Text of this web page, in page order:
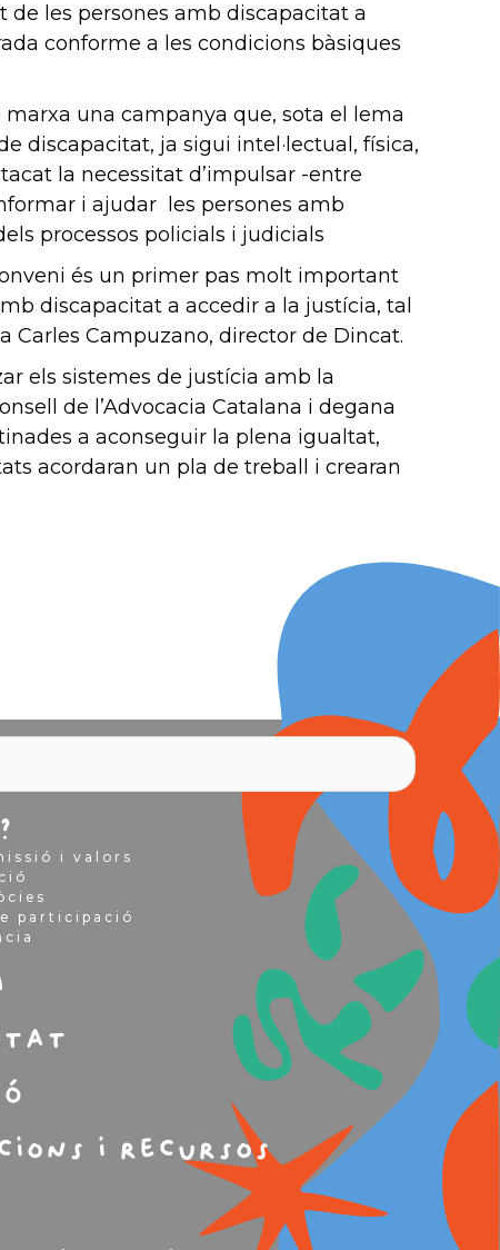
les persones amb discapacitat a
conforme a les condicions bàsiques
una campanya que, sota el lema
discapacitat, ja sigui intel·lectual, física,
la necessitat d’impulsar -entre
i ajudar les persones amb
processos policials i judicials
és un primer pas molt important
discapacitat a accedir a la justícia, tal
Carles Campuzano, director de Dincat.
els sistemes de justícia amb la
de l’Advocacia Catalana i degana
a aconseguir la plena igualtat,
acordaran un pla de treball i crearan
i valors
participació
i recursos